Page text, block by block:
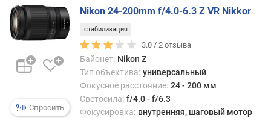
х
к
д
е
ш
е
м
Спросить
Nikon 24-200mm f/4.0-6.3 Z VR Nikkor
стабилизация
3.0 /2 отзыва
Байонет: Nikon Z
Тип объектива: универсальный
Фокусное расстояние: 24 - 200 мм
Светосила: f/4.0 - f/6.3
Фокусировка: внутренняя, шаговый мотор